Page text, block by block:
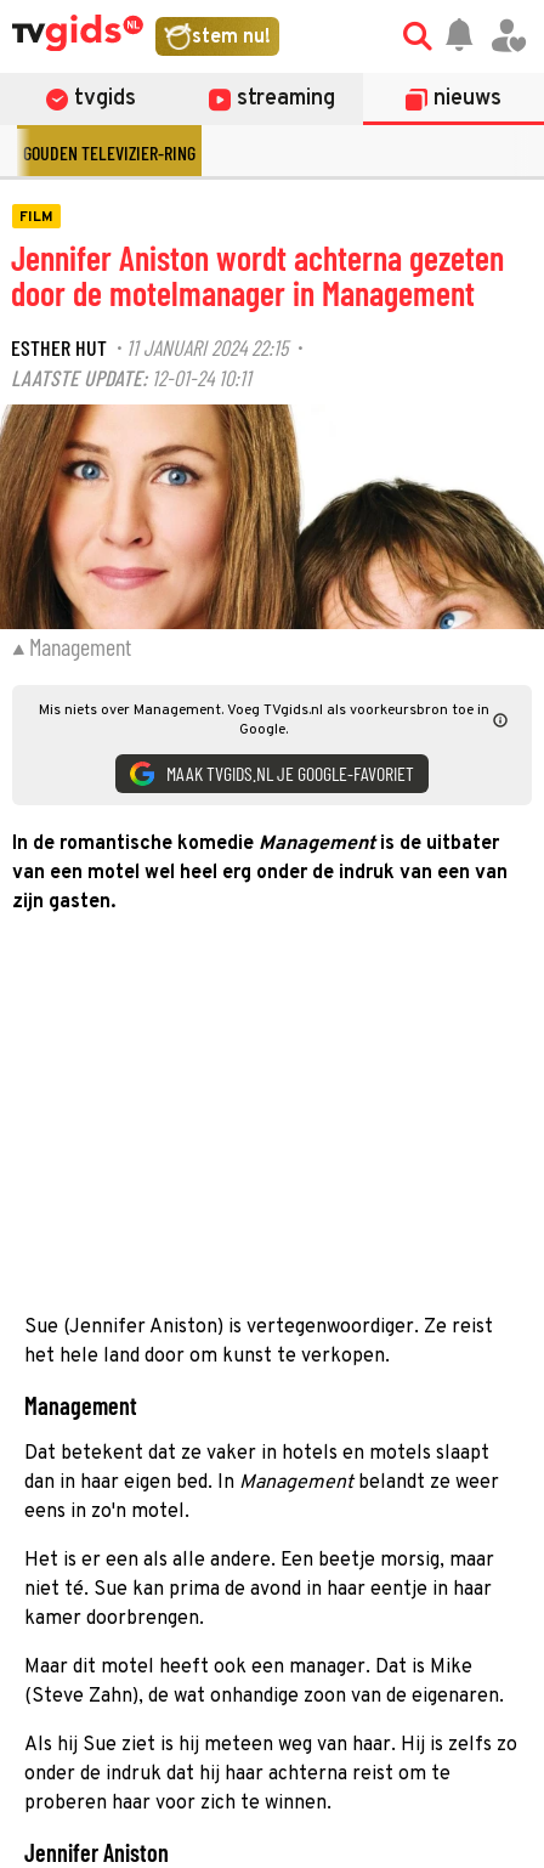
stem nu!
tvgids streaming nieuws
GOUDEN TELEVIZIER-RING
FILM
Jennifer Aniston wordt achterna gezeten
door de motelmanager in Management
ESTHER HUT · 11 JANUARI 2024 22:15·
LAATSTE UPDATE: 12-01-24 10:11
Management
Mis niets over Management. Voeg TVgids.nl als voorkeursbron toe in
Google.
MAAK TVGIDS.NL JE GOOGLE-FAVORIET
In de romantische komedie Managementis de uitbater
van een motel wel heel erg onder de indruk van een van
zijn gasten.
Sue (Jennifer Aniston) is vertegenwoordiger. Ze reist
het hele land door om kunst te verkopen.
Management
Dat betekent dat ze vaker in hotels en motels slaapt
dan in haar eigen bed. In Managementbelandt ze weer
eens in zo'n motel.
Het is er een als alle andere. Een beetje morsig, maar
niet té. Sue kan prima de avond in haar eentje in haar
kamer doorbrengen.
Maar dit motel heeft ook een manager. Dat is Mike
(Steve Zahn), de wat onhandige zoon van de eigenaren.
Als hij Sue ziet is hij meteen weg van haar. Hij is zelfs zo
onder de indruk dat hij haar achterna reist om te
proberen haar voor zich te winnen.
Jennifer Aniston